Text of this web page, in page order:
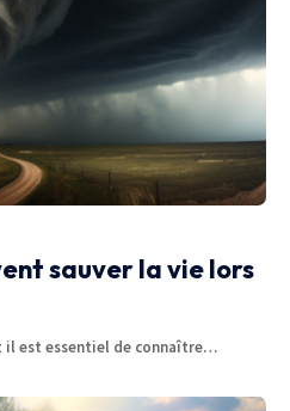
sauver la vie lors
il est essentiel de connaître…